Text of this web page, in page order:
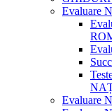
Evaluare
Evaluare